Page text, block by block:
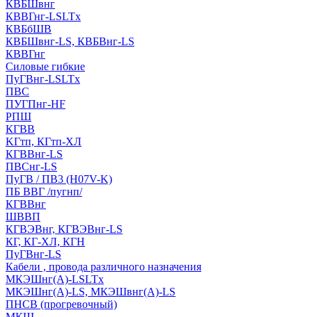
КВБШвнг
КВВГнг-LSLTx
КВБбШВ
КВБШвнг-LS, КВБВнг-LS
КВВГнг
Силовые гибкие
ПуГВнг-LSLTx
ПВС
ПУГПнг-HF
РПШ
КГВВ
KГтп, КГтп-ХЛ
КГВВнг-LS
ПВСнг-LS
ПуГВ / ПВ3 (H07V-K)
ПБ ВВГ /пугнп/
КГВВнг
ШВВП
КГВЭВнг, КГВЭВнг-LS
КГ, КГ-ХЛ, КГН
ПуГВнг-LS
Кабели , провода различного назначения
МКЭШнг(А)-LSLTx
МКЭШнг(А)-LS, МКЭШвнг(А)-LS
ПНСВ (прогревочный)